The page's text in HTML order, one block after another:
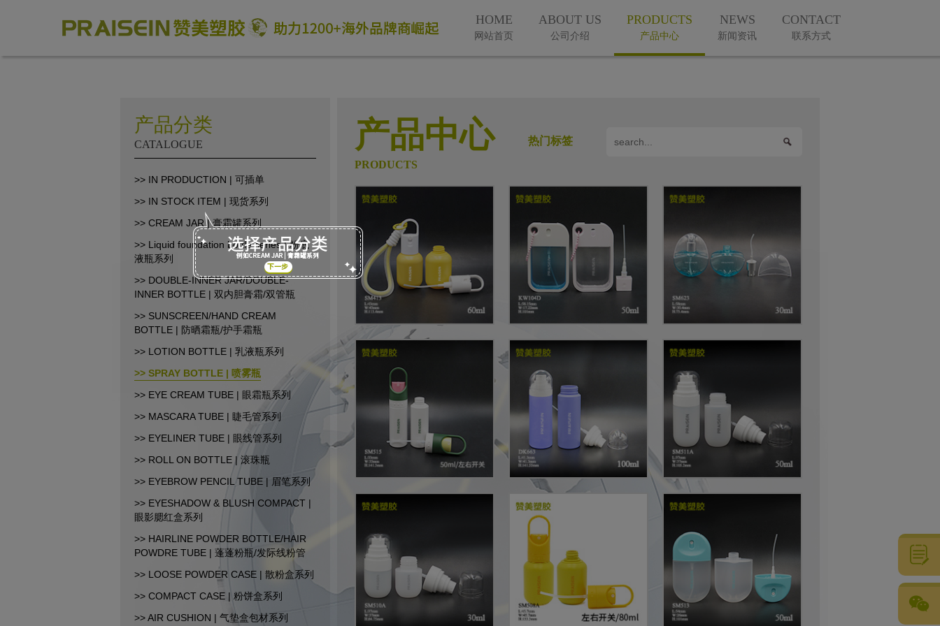
HOME
网站首页
ABOUT US
公司介绍
PRODUCTS
产品中心
NEWS
新闻资讯
CONTACT
联系方式
产品分类
CATALOGUE
>> IN PRODUCTION | 可插单
>> IN STOCK ITEM | 现货系列
>> CREAM JAR | 膏霜罐系列
>> Liquid foundation bottle series | 粉底
液瓶系列
>> DOUBLE-INNER JAR/DOUBLE-
INNER BOTTLE | 双内胆膏霜/双管瓶
>> SUNSCREEN/HAND CREAM
BOTTLE | 防晒霜瓶/护手霜瓶
>> LOTION BOTTLE | 乳液瓶系列
>> SPRAY BOTTLE | 喷雾瓶
>> EYE CREAM TUBE | 眼霜瓶系列
>> MASCARA TUBE | 睫毛管系列
>> EYELINER TUBE | 眼线管系列
>> ROLL ON BOTTLE | 滚珠瓶
>> EYEBROW PENCIL TUBE | 眉笔系列
>> EYESHADOW & BLUSH COMPACT |
眼影腮红盒系列
>> HAIRLINE POWDER BOTTLE/HAIR
POWDRE TUBE | 蓬蓬粉瓶/发际线粉管
>> LOOSE POWDER CASE | 散粉盒系列
>> COMPACT CASE | 粉饼盒系列
>> AIR CUSHION | 气垫盒包材系列
产品中心
PRODUCTS
热门标签
助力1200+海外品牌商崛起
86-18664449811\13360816451\13342702701
18664466034\13302747475
inform@praisein.com
汕头市金平工业区金兴路8号 微信号 微信公众号
CopyRight© 2015-2026 汕头市赞美塑料制品有限公司 All Rights Reserved.